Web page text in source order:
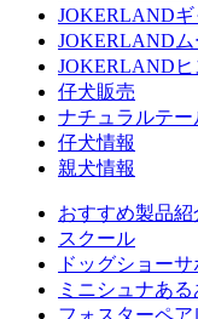
JOKERLAND
JOKERLANDム
JOKERLAND
仔犬販売
ナチュラルテー
仔犬情報
親犬情報
おすすめ製品紹
スクール
ドッグショーサ
ミニシュナあ
フォスターペア